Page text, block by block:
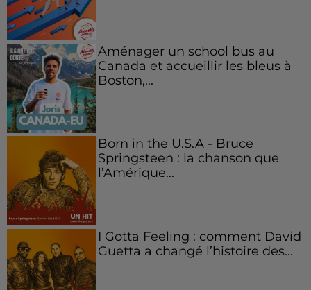
Aménager un school bus au
Canada et accueillir les bleus à
Boston,...
Born in the U.S.A - Bruce
Springsteen : la chanson que
l’Amérique...
I Gotta Feeling : comment David
Guetta a changé l’histoire des...